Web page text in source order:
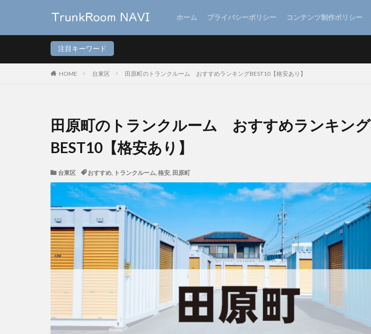
ホーム プライバシーポリシー コンテンツ制作ポリシー
注目キーワード
HOME 台東区 田原町のトランクルーム おすすめランキングBEST10【格安あり】
田原町のトランクルーム おすすめランキング
BEST10【格安あり】
台東区 おすすめ, トランクルーム, 格安, 田原町